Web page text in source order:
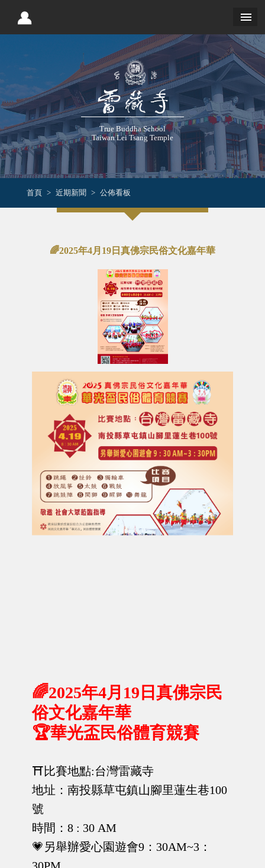
True Buddha School
Taiwan Lei Tsang Temple
首頁 近期新聞 公佈看板
🌈2025年4月19日真佛宗民俗文化嘉年華
🌈2025年4月19日真佛宗民
俗文化嘉年華
🏆華光盃民俗體育競賽
⛩️比賽地點:台灣雷藏寺
地址：南投縣草屯鎮山腳里蓮生巷100
號
時間：8 : 30 AM
💗另舉辦愛心園遊會9：30AM~3：